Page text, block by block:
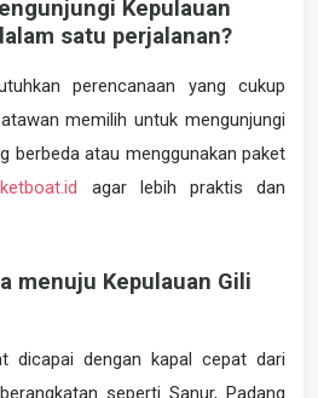
Kepulauan
satu perjalanan?
perencanaan yang cukup
memilih untuk mengunjungi
berbeda atau menggunakan paket
agar lebih praktis dan
menuju Kepulauan Gili
dicapai dengan kapal cepat dari
seperti Sanur, Padang